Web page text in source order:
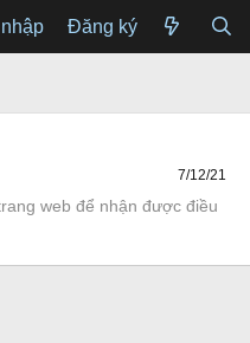
Đăng ký
7/12/21
web để nhận được điều